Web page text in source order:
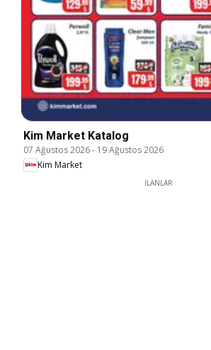
Kim Market Katalog
07 Ağustos 2026- 19 Ağustos 2026
Kim Market
İLANLAR